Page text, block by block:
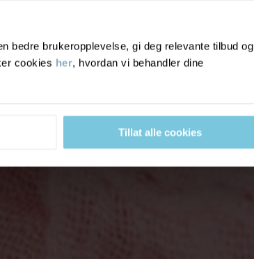
bedre brukeropplevelse, gi deg relevante tilbud og
cookies her, hvordan vi behandler dine
Tillat alle cookies